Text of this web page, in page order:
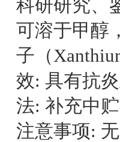
科研研究、
可溶于甲醇
子（
效: 具有抗
法: 补充中
注意事项: 无